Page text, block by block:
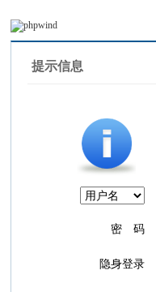
提示信息
密 码
隐身登录